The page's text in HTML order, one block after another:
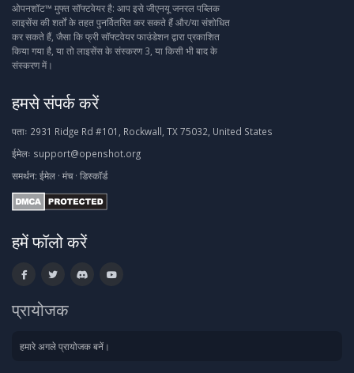
ओपनशॉट™ मुफ्त सॉफ्टवेयर है: आप इसे जीएनयू जनरल पब्लिक
लाइसेंस की शर्तों के तहत पुनर्वितरित कर सकते हैं और/या संशोधित
कर सकते हैं, जैसा कि फ्री सॉफ्टवेयर फाउंडेशन द्वारा प्रकाशित
किया गया है, या तो लाइसेंस के संस्करण 3, या किसी भी बाद के
संस्करण में।
हमसे संपर्क करें
पताः 2931 Ridge Rd #101, Rockwall, TX 75032, United States
ईमेलः support@openshot.org
समर्थन: ईमेल · मंच· डिस्कॉर्ड
हमें फॉलो करें
प्रायोजक
हमारे अगले प्रायोजक बनें।